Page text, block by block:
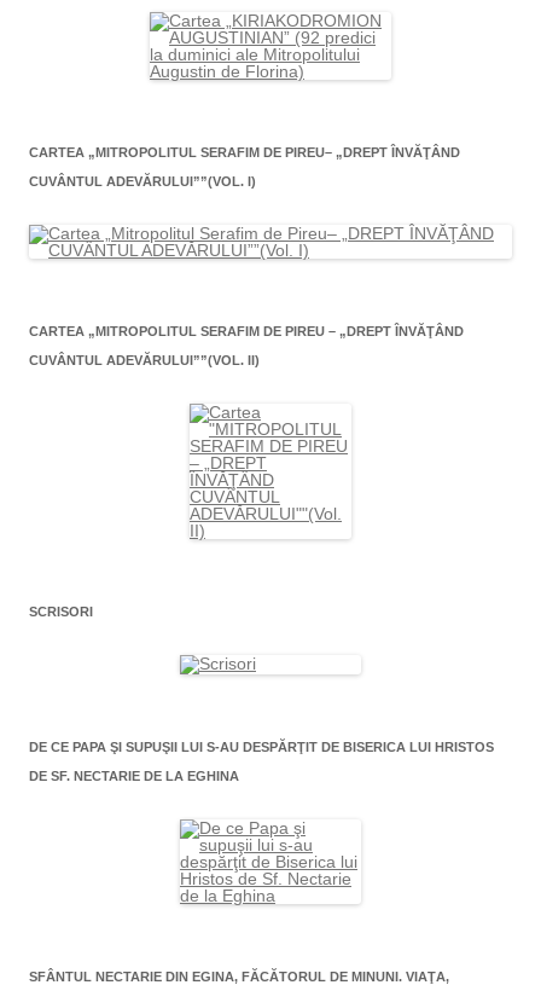
CARTEA „MITROPOLITUL SERAFIM DE PIREU– „DREPT ÎNVĂŢÂND
CUVÂNTUL ADEVĂRULUI””(VOL. I)
CARTEA „MITROPOLITUL SERAFIM DE PIREU – „DREPT ÎNVĂŢÂND
CUVÂNTUL ADEVĂRULUI””(VOL. II)
SCRISORI
DE CE PAPA ŞI SUPUŞII LUI S-AU DESPĂRŢIT DE BISERICA LUI HRISTOS
DE SF. NECTARIE DE LA EGHINA
SFÂNTUL NECTARIE DIN EGINA, FĂCĂTORUL DE MINUNI. VIAŢA,